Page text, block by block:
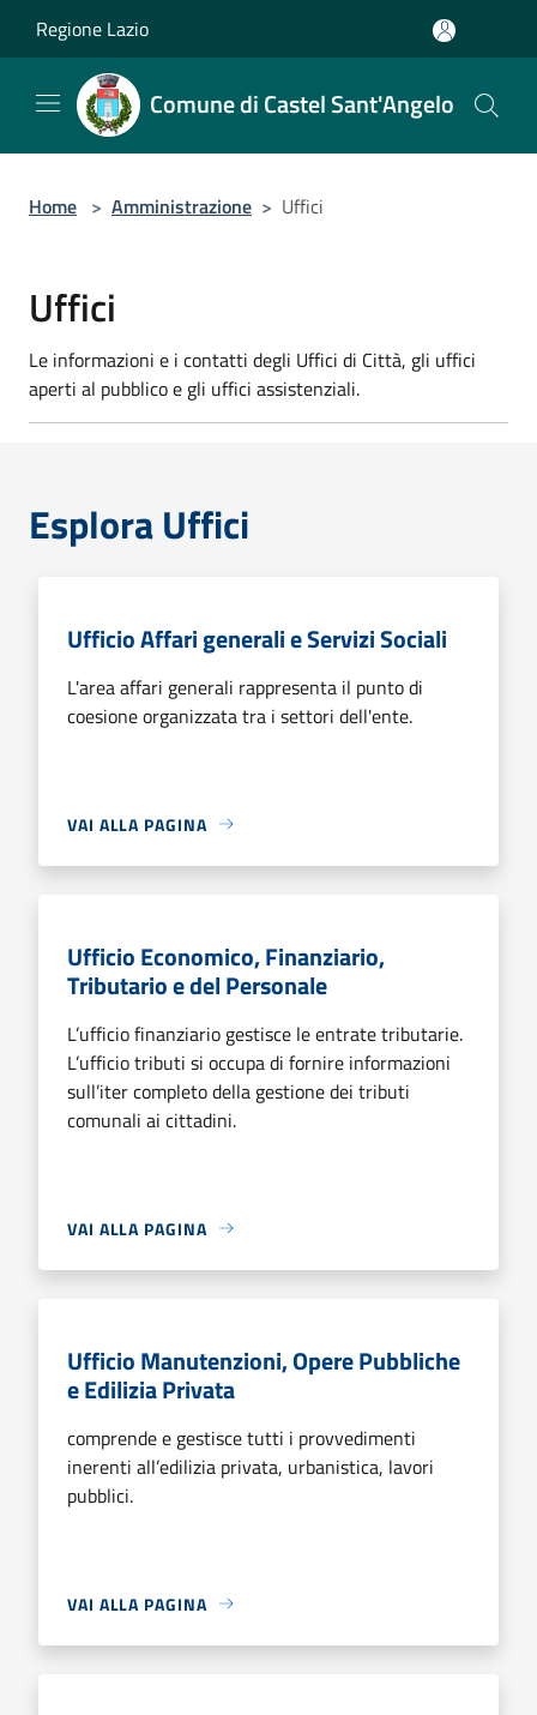
Regione Lazio
Comune di Castel Sant'Angelo
Home > Amministrazione > Uffici
Uffici
Le informazioni e i contatti degli Uffici di Città, gli uffici
aperti al pubblico e gli uffici assistenziali.
Esplora Uffici
Ufficio Affari generali e Servizi Sociali
L'area affari generali rappresenta il punto di
coesione organizzata tra i settori dell'ente.
VAI ALLA PAGINA
Ufficio Economico, Finanziario,
Tributario e del Personale
L’ufficio finanziario gestisce le entrate tributarie.
L’ufficio tributi si occupa di fornire informazioni
sull’iter completo della gestione dei tributi
comunali ai cittadini.
VAI ALLA PAGINA
Ufficio Manutenzioni, Opere Pubbliche
e Edilizia Privata
comprende e gestisce tutti i provvedimenti
inerenti all’edilizia privata, urbanistica, lavori
pubblici.
VAI ALLA PAGINA